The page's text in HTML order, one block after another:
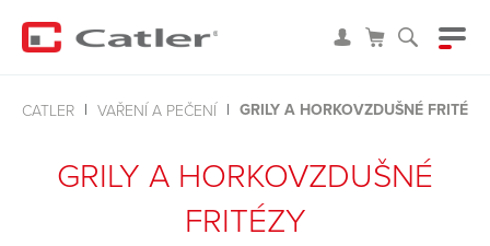
CATLER VAŘENÍ A PEČENÍ GRILY A HORKOVZDUŠNÉ FRITÉZY
GRILY A HORKOVZDUŠNÉ
FRITÉZY